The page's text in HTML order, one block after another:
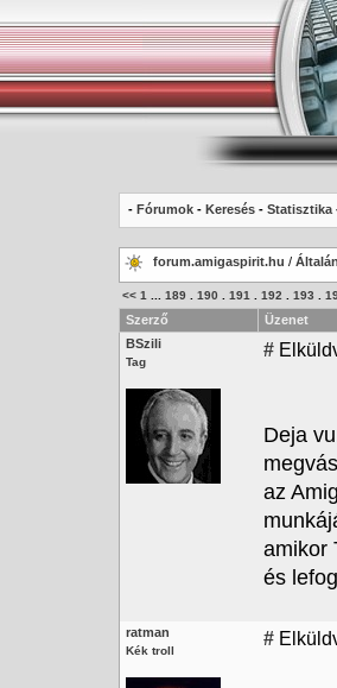
- Fórumok - Keresés - Statisztika
forum.amigaspirit.hu /
<< 1 189 190 191 192 193
Szerző
Üzenet
BSzili
Tag
#
Deja
az
amikor
és
ratman
Kék troll
#